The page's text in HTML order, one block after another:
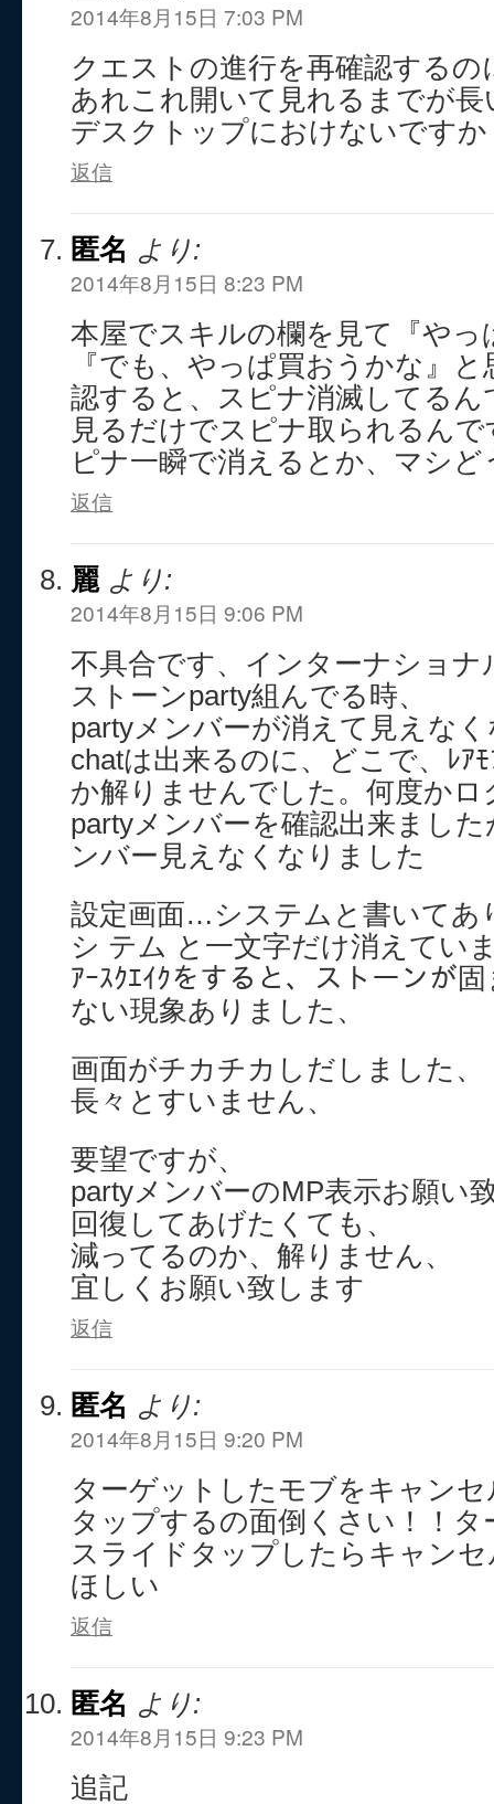
2014年8月15日 7:03 PM
クエストの進行を再確認するの
あれこれ開いて見れるまでが長
デスクトップにおけないですか
返信
匿名 より:
2014年8月15日 8:23 PM
本屋でスキルの欄を見て『やっ
『でも、やっぱ買おうかな』
認すると、スピナ消滅してる
見るだけでスピナ取られるん
ピナ一瞬で消えるとか、マシ
返信
麗 より:
2014年8月15日 9:06 PM
不具合です、インターナショナ
ストーンparty組んでる時、
partyメンバーが消えて見えな
chatは出来るのに、どこで、ﾚｱ
か解りませんでした。何度か
partyメンバーを確認出来まし
ンバー見えなくなりました
設定画面…システムと書いてあ
シ テム と一文字だけ消えてい
ｱｰｽｸｴｲｸをすると、ストーンが
ない現象ありました、
画面がチカチカしだしました、
長々とすいません、
要望ですが、
partyメンバーのMP表示お願い
回復してあげたくても、
減ってるのか、解りません、
宜しくお願い致します
返信
匿名 より:
2014年8月15日 9:20 PM
ターゲットしたモブをキャン
タップするの面倒くさい！！
スライドタップしたらキャン
ほしい
返信
匿名 より:
2014年8月15日 9:23 PM
追記